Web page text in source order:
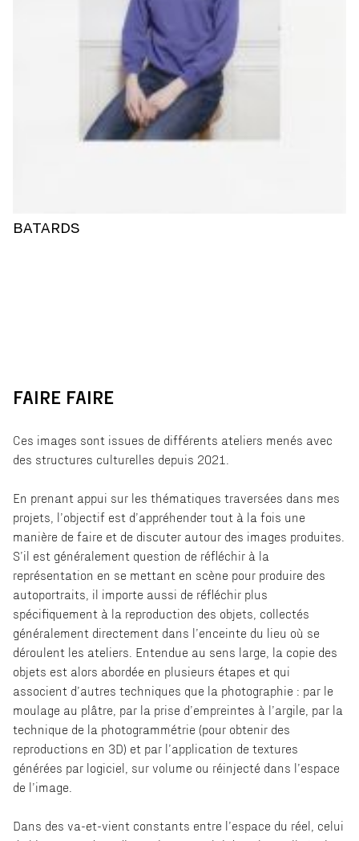
BATARDS
FAIRE FAIRE
Ces images sont issues de différents ateliers menés avec
des structures culturelles depuis 2021.
En prenant appui sur les thématiques traversées dans mes
projets, l’objectif est d’appréhender tout à la fois une
manière de faire et de discuter autour des images produites.
S’il est généralement question de réfléchir à la
représentation en se mettant en scène pour produire des
autoportraits, il importe aussi de réfléchir plus
spécifiquement à la reproduction des objets, collectés
généralement directement dans l’enceinte du lieu où se
déroulent les ateliers. Entendue au sens large, la copie des
objets est alors abordée en plusieurs étapes et qui
associent d’autres techniques que la photographie : par le
moulage au plâtre, par la prise d’empreintes à l’argile, par la
technique de la photogrammétrie (pour obtenir des
reproductions en 3D) et par l’application de textures
générées par logiciel, sur volume ou réinjecté dans l’espace
de l’image.
Dans des va-et-vient constants entre l’espace du réel, celui